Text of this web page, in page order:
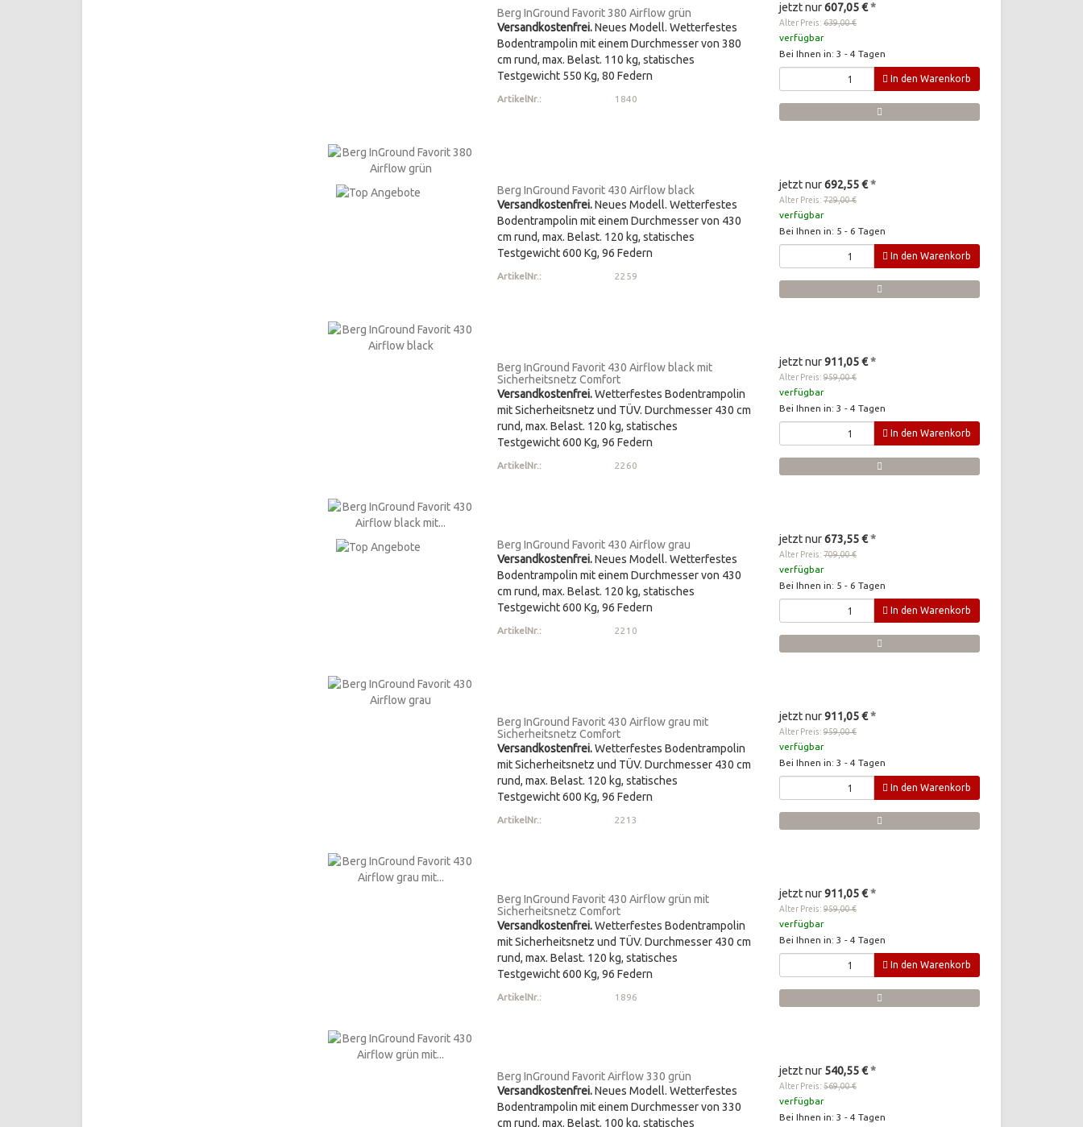
Berg InGround Favorit 380 Airflow grün
Versandkostenfrei.Neues Modell. Wetterfestes
Bodentrampolin mit einem Durchmesser von 380
cm rund, max. Belast. 110 kg, statisches
Testgewicht 550 Kg, 80 Federn
ArtikelNr.: 1840
jetzt nur607,05 €*
Alter Preis: 639,00 €
verfügbar
Bei Ihnen in: 3 - 4 Tagen
In den Warenkorb
Berg InGround Favorit 430 Airflow black
Versandkostenfrei.Neues Modell. Wetterfestes
Bodentrampolin mit einem Durchmesser von 430
cm rund, max. Belast. 120 kg, statisches
Testgewicht 600 Kg, 96 Federn
ArtikelNr.: 2259
jetzt nur692,55 €*
Alter Preis: 729,00 €
verfügbar
Bei Ihnen in: 5 - 6 Tagen
In den Warenkorb
Berg InGround Favorit 430 Airflow black mit
Sicherheitsnetz Comfort
Versandkostenfrei.Wetterfestes Bodentrampolin
mit Sicherheitsnetz und TÜV. Durchmesser 430 cm
rund, max. Belast. 120 kg, statisches
Testgewicht 600 Kg, 96 Federn
ArtikelNr.: 2260
jetzt nur911,05 €*
Alter Preis: 959,00 €
verfügbar
Bei Ihnen in: 3 - 4 Tagen
In den Warenkorb
Berg InGround Favorit 430 Airflow grau
Versandkostenfrei.Neues Modell. Wetterfestes
Bodentrampolin mit einem Durchmesser von 430
cm rund, max. Belast. 120 kg, statisches
Testgewicht 600 Kg, 96 Federn
ArtikelNr.: 2210
jetzt nur673,55 €*
Alter Preis: 709,00 €
verfügbar
Bei Ihnen in: 5 - 6 Tagen
In den Warenkorb
Berg InGround Favorit 430 Airflow grau mit
Sicherheitsnetz Comfort
Versandkostenfrei.Wetterfestes Bodentrampolin
mit Sicherheitsnetz und TÜV. Durchmesser 430 cm
rund, max. Belast. 120 kg, statisches
Testgewicht 600 Kg, 96 Federn
ArtikelNr.: 2213
jetzt nur911,05 €*
Alter Preis: 959,00 €
verfügbar
Bei Ihnen in: 3 - 4 Tagen
In den Warenkorb
Berg InGround Favorit 430 Airflow grün mit
Sicherheitsnetz Comfort
Versandkostenfrei.Wetterfestes Bodentrampolin
mit Sicherheitsnetz und TÜV. Durchmesser 430 cm
rund, max. Belast. 120 kg, statisches
Testgewicht 600 Kg, 96 Federn
ArtikelNr.: 1896
jetzt nur911,05 €*
Alter Preis: 959,00 €
verfügbar
Bei Ihnen in: 3 - 4 Tagen
In den Warenkorb
Berg InGround Favorit Airflow 330 grün
Versandkostenfrei.Neues Modell. Wetterfestes
Bodentrampolin mit einem Durchmesser von 330
cm rund, max. Belast. 100 kg, statisches
jetzt nur 540,55 €*
Alter Preis: 569,00 €
verfügbar
Bei Ihnen in: 3 - 4 Tagen